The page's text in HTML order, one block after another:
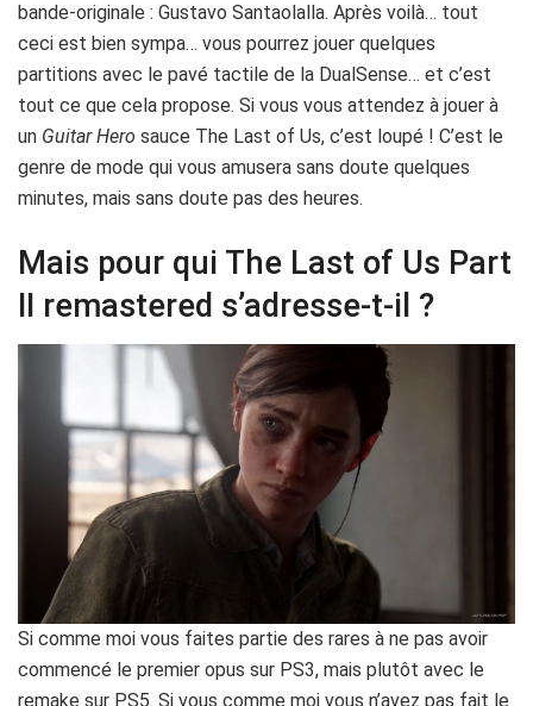
bande-originale : Gustavo Santaolalla. Après voilà… tout
ceci est bien sympa… vous pourrez jouer quelques
partitions avec le pavé tactile de la DualSense… et c’est
tout ce que cela propose. Si vous vous attendez à jouer à
un Guitar Hero sauce The Last of Us, c’est loupé ! C’est le
genre de mode qui vous amusera sans doute quelques
minutes, mais sans doute pas des heures.
Mais pour qui The Last of Us Part
II remastered s’adresse-t-il ?
Si comme moi vous faites partie des rares à ne pas avoir
commencé le premier opus sur PS3, mais plutôt avec le
remake sur PS5. Si vous comme moi vous n’avez pas fait le